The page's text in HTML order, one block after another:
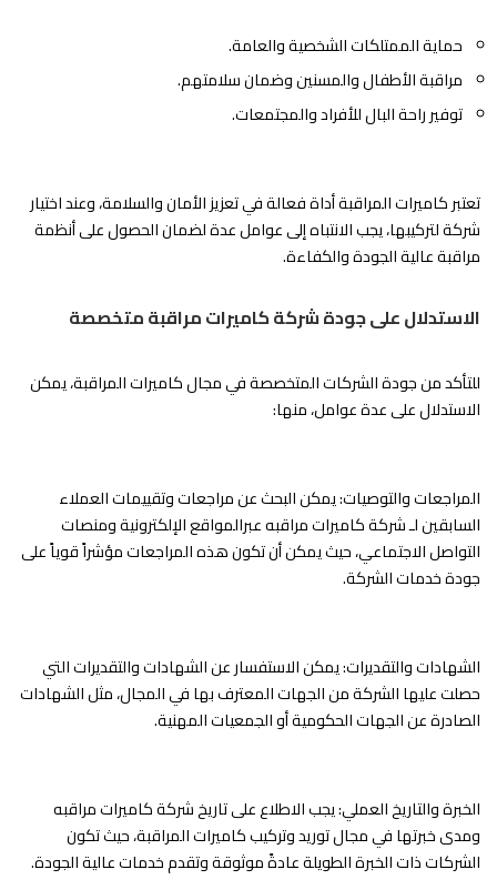
حماية الممتلكات الشخصية والعامة.
مراقبة الأطفال والمسنين وضمان سلامتهم.
توفير راحة البال للأفراد والمجتمعات.
تعتبر كاميرات المراقبة أداة فعالة في تعزيز الأمان والسلامة، وعند اختيار
شركة لتركيبها، يجب الانتباه إلى عوامل عدة لضمان الحصول على أنظمة
مراقبة عالية الجودة والكفاءة.
الاستدلال على جودة شركة كاميرات مراقبة متخصصة
للتأكد من جودة الشركات المتخصصة في مجال كاميرات المراقبة، يمكن
الاستدلال على عدة عوامل، منها:
المراجعات والتوصيات: يمكن البحث عن مراجعات وتقييمات العملاء
السابقين لـ شركة كاميرات مراقبه عبرالمواقع الإلكترونية ومنصات
التواصل الاجتماعي، حيث يمكن أن تكون هذه المراجعات مؤشراً قوياً على
جودة خدمات الشركة.
الشهادات والتقديرات: يمكن الاستفسار عن الشهادات والتقديرات التي
حصلت عليها الشركة من الجهات المعترف بها في المجال، مثل الشهادات
الصادرة عن الجهات الحكومية أو الجمعيات المهنية.
الخبرة والتاريخ العملي: يجب الاطلاع على تاريخ شركة كاميرات مراقبه
ومدى خبرتها في مجال توريد وتركيب كاميرات المراقبة، حيث تكون
الشركات ذات الخبرة الطويلة عادةً موثوقة وتقدم خدمات عالية الجودة.